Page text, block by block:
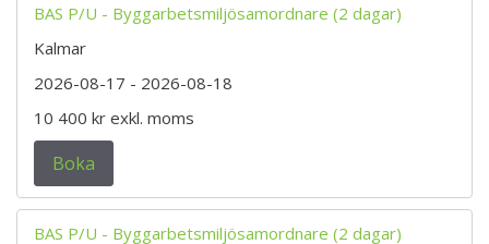
BAS P/U - Byggarbetsmiljösamordnare (2 dagar)
Kalmar
2026-08-17 - 2026-08-18
10 400 kr exkl. moms
Boka
BAS P/U - Byggarbetsmiljösamordnare (2 dagar)